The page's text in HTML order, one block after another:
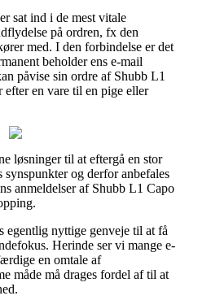
sat ind i de mest vitale
på ordren, fx den
med. I den forbindelse er det
beholder ens e-mail
påvise sin ordre af Shubb L1
en vare til en pige eller
løsninger til at eftergå en stor
synspunkter og derfor anbefales
anmeldelser af Shubb L1 Capo
egentlig nyttige genveje til at få
Herinde ser vi mange e-
en omtale af
måde må drages fordel af til at